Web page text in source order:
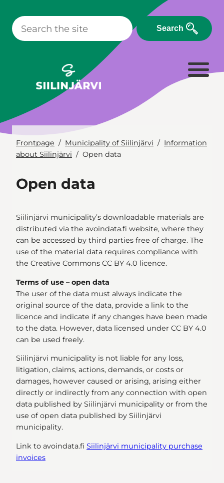
content
Search
Frontpage Municipality of Siilinjärvi
Information
about Siilinjärvi
Open data
Open data
Siilinjärvi municipality’s downloadable materials are
distributed via the avoindata.fi website, where they
can be accessed by third parties free of charge. The
use of the material data requires compliance with
the Creative Commons CC BY 4.0 licence.
Terms of use – open data
The user of the data must always indicate the
original source of the data, provide a link to the
licence and indicate if any changes have been made
to the data. However, data licensed under CC BY 4.0
can be used freely.
Siilinjärvi municipality is not liable for any loss,
litigation, claims, actions, demands, or costs or
damages, however caused or arising, arising either
directly or indirectly from any connection with open
data published by Siilinjärvi municipality or from the
use of open data published by Siilinjärvi
municipality.
Link to avoindata.fi Siilinjärvi municipality purchase
invoices